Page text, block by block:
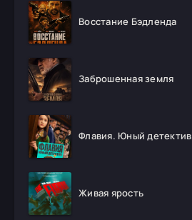
Восстание Бэдленда
Заброшенная земля
Флавия. Юный детектив
Живая ярость